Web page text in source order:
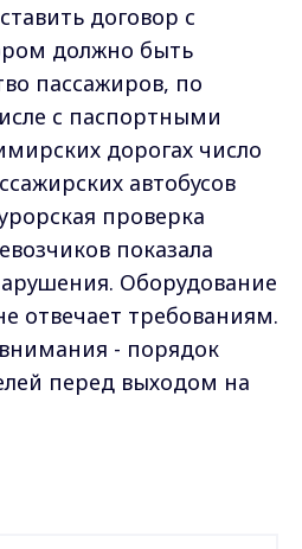
договор с
должно быть
пассажиров, по
с паспортными
дорогах число
автобусов
проверка
показала
Оборудование
отвечает требованиям.
- порядок
перед выходом на